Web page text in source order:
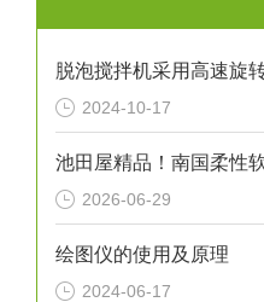
脱泡搅拌机采用高速旋
2024-10-17
2026-06-29
绘图仪的使用及原理
2024-06-17